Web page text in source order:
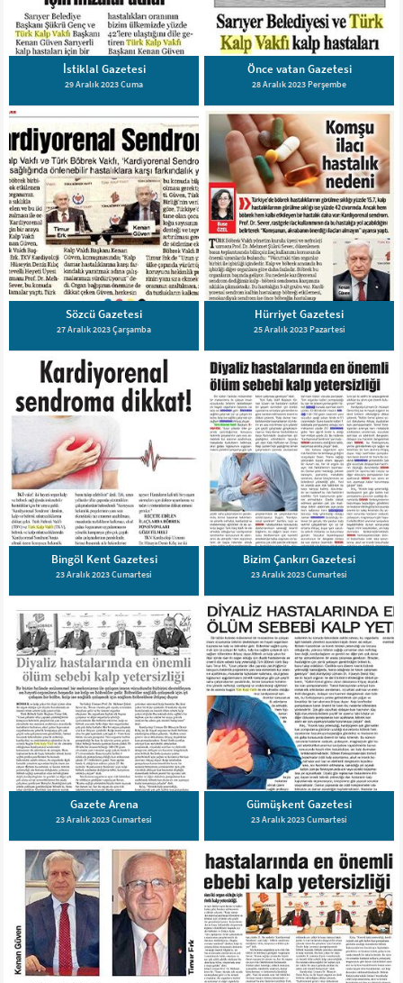
İstiklal Gazetesi
29 Aralık 2023 Cuma
Önce vatan Gazetesi
28 Aralık 2023 Perşembe
Sözcü Gazetesi
27 Aralık 2023 Çarşamba
Hürriyet Gazetesi
25 Aralık 2023 Pazartesi
Bingöl Kent Gazetesi
23 Aralık 2023 Cumartesi
Bizim Çankırı Gazetesi
23 Aralık 2023 Cumartesi
Gazete Arena
23 Aralık 2023 Cumartesi
Gümüşkent Gazetesi
23 Aralık 2023 Cumartesi